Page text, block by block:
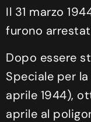
Il 31 marzo
furono
Dopo essere
Speciale per
aprile 1944),
aprile al